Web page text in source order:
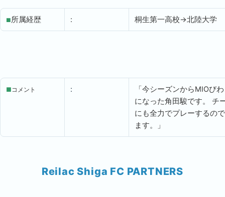
■所属経歴 : 桐生第一高校→北陸大学
■コメント :
「今シーズンからMIOび
になった角田駿です。
チ
にも全力でプレーするの
ます。」
Reilac Shiga FC PARTNERS